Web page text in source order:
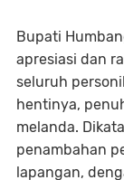
Bupati
apresiasi dan
seluruh
hentinya,
melanda.
penambahan
lapangan,